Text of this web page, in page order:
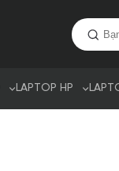
LAPTOP HP